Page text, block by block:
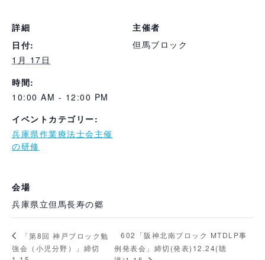
詳細
日付:
1月 17日
時間:
10:00 AM - 12:00 PM
イベントカテゴリー:
兵庫県作業療法士会主催
の研修
主催者
但馬ブロック
会場
兵庫県立但馬長寿の郷
「第8回 神戸ブロック勉
強会（小児分野）」締切
602「阪神北南ブロック MTDLP事
例発表会」締切(発表)12.24(聴